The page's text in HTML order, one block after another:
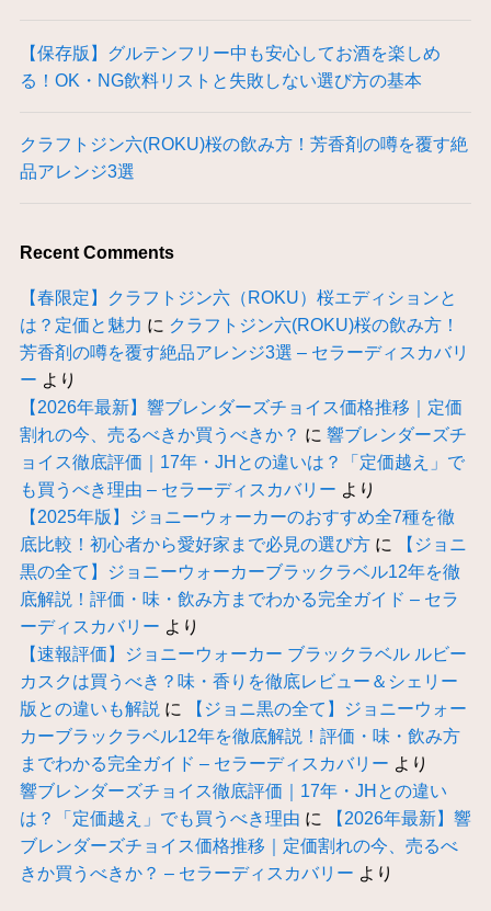
【保存版】グルテンフリー中も安心してお酒を楽しめ
る！OK・NG飲料リストと失敗しない選び方の基本
クラフトジン六(ROKU)桜の飲み方！芳香剤の噂を覆す絶
品アレンジ3選
Recent Comments
【春限定】クラフトジン六（ROKU）桜エディションと
は？定価と魅力 に クラフトジン六(ROKU)桜の飲み方！
芳香剤の噂を覆す絶品アレンジ3選 – セラーディスカバリ
ー より
【2026年最新】響ブレンダーズチョイス価格推移｜定価
割れの今、売るべきか買うべきか？ に 響ブレンダーズチ
ョイス徹底評価｜17年・JHとの違いは？「定価越え」で
も買うべき理由 – セラーディスカバリー より
【2025年版】ジョニーウォーカーのおすすめ全7種を徹
底比較！初心者から愛好家まで必見の選び方に
【ジョニ
黒の全て】ジョニーウォーカーブラックラベル12年を徹
底解説！評価・味・飲み方までわかる完全ガイド – セラ
ーディスカバリー より
【速報評価】ジョニーウォーカー ブラックラベル ルビー
カスクは買うべき？味・香りを徹底レビュー＆シェリー
版との違いも解説 に
【ジョニ黒の全て】ジョニーウォー
カーブラックラベル12年を徹底解説！評価・味・飲み方
までわかる完全ガイド – セラーディスカバリー より
響ブレンダーズチョイス徹底評価｜17年・JHとの違い
は？「定価越え」でも買うべき理由 に
【2026年最新】響
ブレンダーズチョイス価格推移｜定価割れの今、売るべ
きか買うべきか？ – セラーディスカバリー より